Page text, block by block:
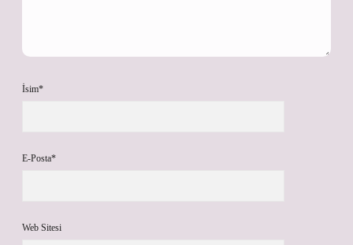
İsim*
E-Posta*
Web Sitesi